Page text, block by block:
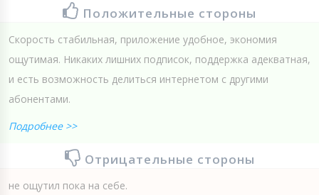
Положительные стороны
Скорость стабильная, приложение удобное, экономия
ощутимая. Никаких лишних подписок, поддержка адекватная,
и есть возможность делиться интернетом с другими
абонентами.
Подробнее >>
Отрицательные стороны
не ощутил пока на себе.